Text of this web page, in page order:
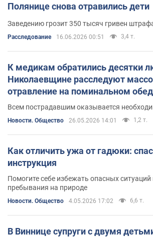
Полянице снова отравились дети
Заведению грозит 350 тысяч гривен
Расследование 16.06.2026 00:51 3,4 т.
К медикам обратились десятки
Николаевщине расследуют
отравление на поминальном
Всем пострадавшим оказывается
Новости. Общество 26.05.2026 14:01 1,2 т.
Как отличить ужа от гадюки:
инструкция
Помогите себе избежать опасных
пребывания на природе
Новости. Общество 4.05.2026 17:02 6,6 т.
В Виннице супруги с двумя